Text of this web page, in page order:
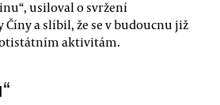
usiloval o svržení
a slíbil, že se v budoucnu již
aktivitám.